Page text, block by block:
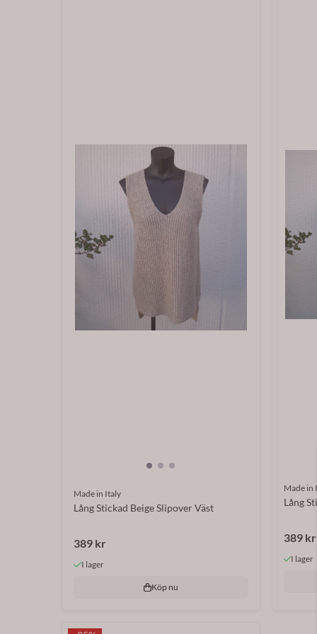
Made in Italy
Lång Stickad Beige Slipover Väst
389 kr
I lager
Köp nu
Made in
Lång
389 kr
I lager